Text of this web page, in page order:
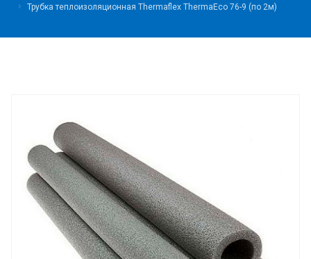
Трубка теплоизоляционная Thermaflex ThermaEco 76-9 (по 2м)